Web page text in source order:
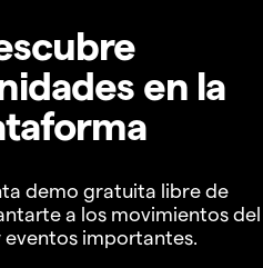
en la
demo gratuita libre de
a los movimientos del
importantes.